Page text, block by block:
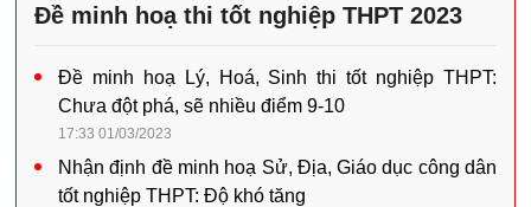
Đề minh hoạ thi tốt nghiệp THPT 2023
Đề minh hoạ Lý, Hoá, Sinh thi tốt nghiệp THPT:
Chưa đột phá, sẽ nhiều điểm 9-10
17:33 01/03/2023
Nhận định đề minh hoạ Sử, Địa, Giáo dục công dân
tốt nghiệp THPT: Độ khó tăng